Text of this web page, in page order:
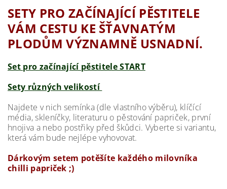
SETY PRO ZAČÍNAJÍCÍ PĚSTITELE
VÁM CESTU KE ŠŤAVNATÝM
PLODŮM VÝZNAMNĚ USNADNÍ.
Set pro začínající pěstitele START
Sety různých velikostí
Najdete v nich semínka (dle vlastního výběru), klíčící
média, skleníčky, literaturu o pěstování papriček, první
hnojiva a nebo postřiky před škůdci. Vyberte si variantu,
která vám bude nejlépe vyhovovat.
Dárkovým setem potěšíte každého milovníka
chilli papriček ;)